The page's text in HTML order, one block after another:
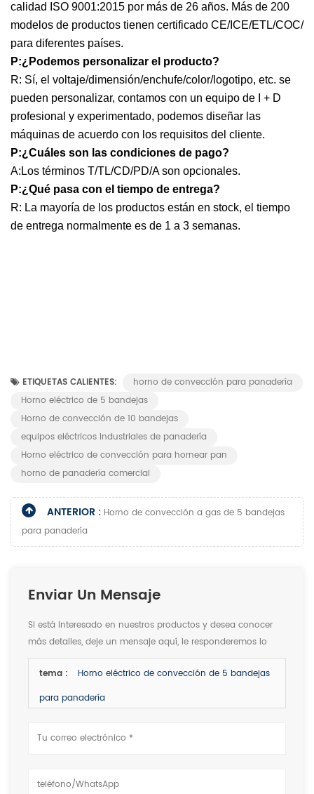
calidad ISO 9001:2015 por más de 26 años. Más de 200
modelos de productos tienen certificado CE/ICE/ETL/COC/
para diferentes países.
P:¿Podemos personalizar el producto?
R: Sí, el voltaje/dimensión/enchufe/color/logotipo, etc. se
pueden personalizar, contamos con un equipo de I + D
profesional y experimentado, podemos diseñar las
máquinas de acuerdo con los requisitos del cliente.
P:¿Cuáles son las condiciones de pago?
A:Los términos T/TL/CD/PD/A son opcionales.
P:¿Qué pasa con el tiempo de entrega?
R: La mayoría de los productos están en stock, el tiempo
de entrega normalmente es de 1 a 3 semanas.
ETIQUETAS CALIENTES:
horno de convección para panadería
Horno eléctrico de 5 bandejas
Horno de convección de 10 bandejas
equipos eléctricos industriales de panadería
Horno eléctrico de convección para hornear pan
horno de panadería comercial
ANTERIOR : Horno de convección a gas de 5 bandejas
para panadería
Enviar Un Mensaje
Si está interesado en nuestros productos y desea conocer
más detalles, deje un mensaje aquí, le responderemos lo
antes posible.
tema :
Horno eléctrico de convección de 5 bandejas
para panadería